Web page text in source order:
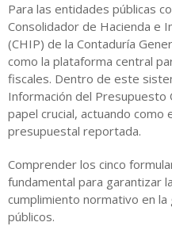
Para las entidades públicas
Consolidador de Hacienda e
(CHIP) de la Contaduría
como la plataforma central
fiscales. Dentro de este
Información del Presupuesto
papel crucial, actuando como
presupuestal reportada.
Comprender los cinco
fundamental para garantizar
cumplimiento normativo en
públicos.